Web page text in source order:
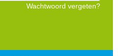
Wachtwoord vergeten?